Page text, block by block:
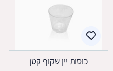
כוסות יין שקוף קטן